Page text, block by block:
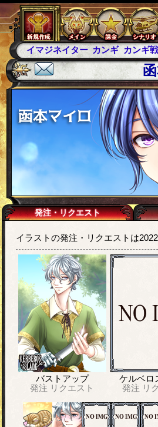
カンギ カンギ戦士団 ケルブレ
発注・リクエスト
イラストの発注・リクエストは
バストアップ
発注 リクエスト
ケルベロ
発注 リ